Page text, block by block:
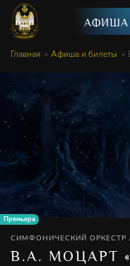
АФИША
Главная Афиша и билеты
Премьера
СИМФОНИЧЕСКИЙ ОРКЕСТР
В.А. МОЦАРТ